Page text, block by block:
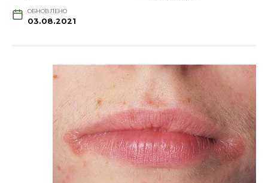
ОБНОВЛЕНО
03.08.2021